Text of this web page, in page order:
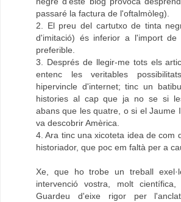
passaré la factura de l'oftalmòleg).
2. El preu del cartutxo de tinta
d'imitació) és inferior a l'import
preferible.
3. Després de llegir-me tots els
entenc les veritables
hipervincle d'internet; tinc un
histories al cap que ja no se si
abans que les quatre, o si el Jaume
va descobrir Amèrica.
4. Ara tinc una xicoteta idea de com
historiador, que poc em faltà per a
Xe, que ho trobe un treball
intervenció vostra, molt
Guardeu d'eixe rigor per